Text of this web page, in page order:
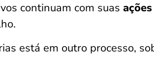
continuam com suas ações
está em outro processo,